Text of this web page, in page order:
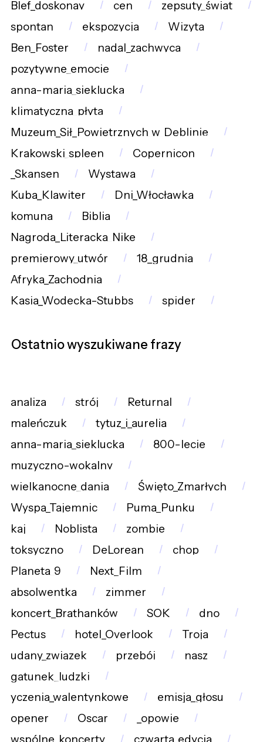
Blef_doskonay
cen
zepsuty_świat
spontan
ekspozycja
Wizyta
Ben_Foster
nadal_zachwyca
pozytywne_emocje
anna-maria_sieklucka
klimatyczna_płyta
Muzeum_Sił_Powietrznych_w_Dęblinie
Krakowski_spleen
Copernicon
_Skansen
Wystawa
Kuba_Klawiter
Dni_Włocławka
komuna
Biblia
Nagroda_Literacka_Nike
premierowy_utwór
18_grudnia
Afryka_Zachodnia
Kasia_Wodecka-Stubbs
spider
Ostatnio wyszukiwane frazy
analiza strój
Returnal
maleńczuk
tytuz_i_aurelia
anna-maria_sieklucka
800-lecie
muzyczno-wokalny
wielkanocne_dania
Święto_Zmarłych
Wyspa_Tajemnic
Puma_Punku
kaj
Noblista
zombie
toksyczno
DeLorean
chop
Planeta_9
Next_Film
absolwentka
zimmer
koncert_Brathanków
SOK
dno
Pectus
hotel_Overlook
Troja
udany_związek
przebój
nasz
gatunek_ludzki
yczenia_walentynkowe
emisja_głosu
opener
Oscar
_opowie